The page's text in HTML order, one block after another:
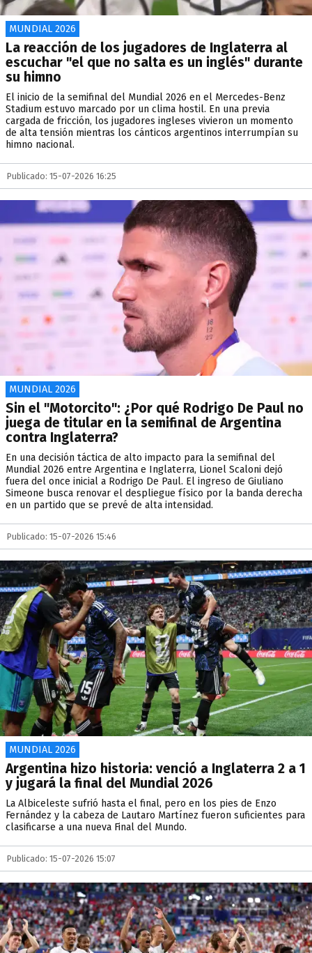
MUNDIAL 2026
La reacción de los jugadores de Inglaterra al
escuchar "el que no salta es un inglés" durante
su himno
El inicio de la semifinal del Mundial 2026 en el Mercedes-Benz
Stadium estuvo marcado por un clima hostil. En una previa
cargada de fricción, los jugadores ingleses vivieron un momento
de alta tensión mientras los cánticos argentinos interrumpían su
himno nacional.
Publicado: 15-07-2026 16:25
MUNDIAL 2026
Sin el "Motorcito": ¿Por qué Rodrigo De Paul no
juega de titular en la semifinal de Argentina
contra Inglaterra?
En una decisión táctica de alto impacto para la semifinal del
Mundial 2026 entre Argentina e Inglaterra, Lionel Scaloni dejó
fuera del once inicial a Rodrigo De Paul. El ingreso de Giuliano
Simeone busca renovar el despliegue físico por la banda derecha
en un partido que se prevé de alta intensidad.
Publicado: 15-07-2026 15:46
MUNDIAL 2026
Argentina hizo historia: venció a Inglaterra 2 a 1
y jugará la final del Mundial 2026
La Albiceleste sufrió hasta el final, pero en los pies de Enzo
Fernández y la cabeza de Lautaro Martínez fueron suficientes para
clasificarse a una nueva Final del Mundo.
Publicado: 15-07-2026 15:07